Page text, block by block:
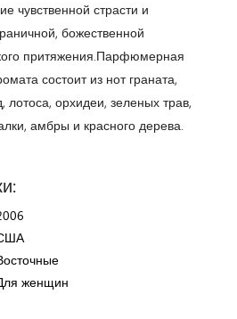
чувственной страсти и
божественной
притяжения.Парфюмерная
состоит из нот граната,
лотоса, орхидеи, зеленых трав,
амбры и красного дерева.
женщин